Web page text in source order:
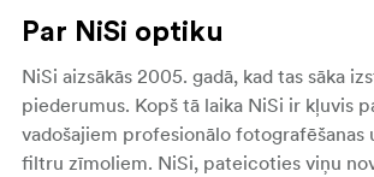
Par NiSi optiku
NiSi aizsākās 2005. gadā, kad tas sāka
piederumus. Kopš tā laika NiSi ir kļuvis
vadošajiem profesionālo fotografēšanas
filtru zīmoliem. NiSi, pateicoties viņu